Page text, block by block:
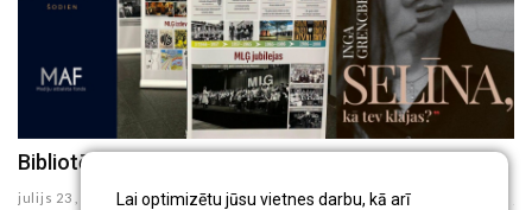
Lai optimizētu jūsu vietnes darbu, kā arī
Bibliotēka šodien: Aktualitātes (Nr.7)
julijs 23 , 2026